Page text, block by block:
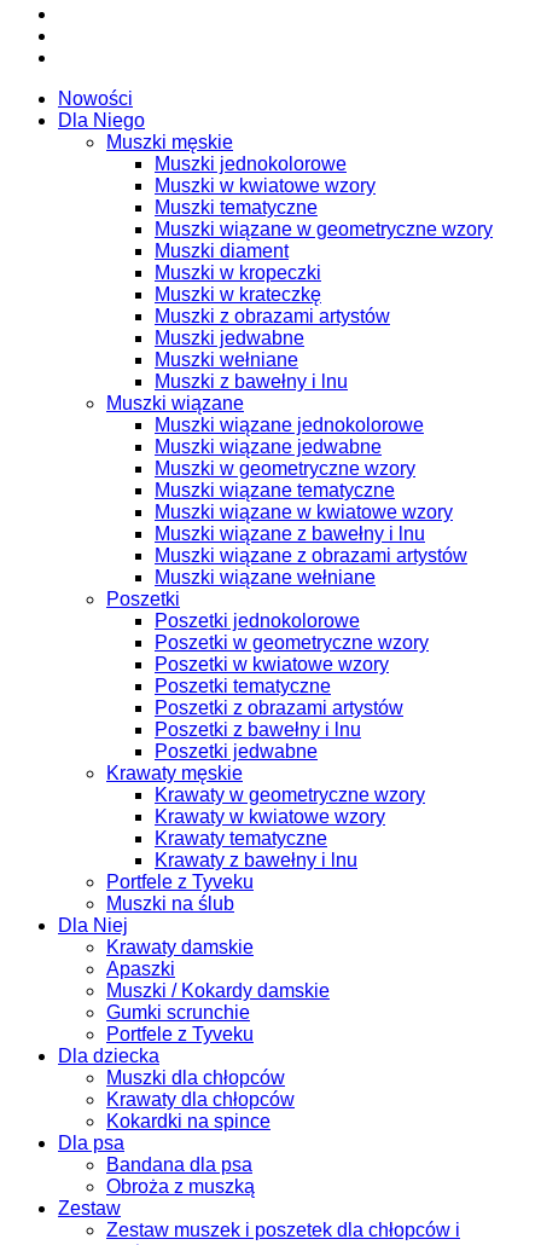
Nowości
Dla Niego
Muszki męskie
Muszki jednokolorowe
Muszki w kwiatowe wzory
Muszki tematyczne
Muszki wiązane w geometryczne wzory
Muszki diament
Muszki w kropeczki
Muszki w krateczkę
Muszki z obrazami artystów
Muszki jedwabne
Muszki wełniane
Muszki z bawełny i lnu
Muszki wiązane
Muszki wiązane jednokolorowe
Muszki wiązane jedwabne
Muszki w geometryczne wzory
Muszki wiązane tematyczne
Muszki wiązane w kwiatowe wzory
Muszki wiązane z bawełny i lnu
Muszki wiązane z obrazami artystów
Muszki wiązane wełniane
Poszetki
Poszetki jednokolorowe
Poszetki w geometryczne wzory
Poszetki w kwiatowe wzory
Poszetki tematyczne
Poszetki z obrazami artystów
Poszetki z bawełny i lnu
Poszetki jedwabne
Krawaty męskie
Krawaty w geometryczne wzory
Krawaty w kwiatowe wzory
Krawaty tematyczne
Krawaty z bawełny i lnu
Portfele z Tyveku
Muszki na ślub
Dla Niej
Krawaty damskie
Apaszki
Muszki / Kokardy damskie
Gumki scrunchie
Portfele z Tyveku
Dla dziecka
Muszki dla chłopców
Krawaty dla chłopców
Kokardki na spince
Dla psa
Bandana dla psa
Obroża z muszką
Zestaw
Zestaw muszek i poszetek dla chłopców i